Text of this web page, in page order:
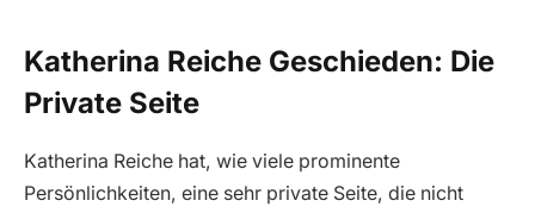
Katherina Reiche Geschieden: Die
Private Seite
Katherina Reiche hat, wie viele prominente
Persönlichkeiten, eine sehr private Seite, die nicht